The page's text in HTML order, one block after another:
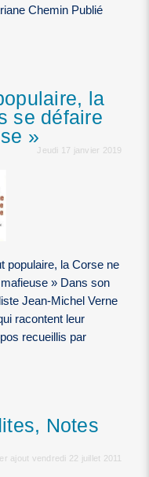
Chemin Publié
la
se défaire
»
Jeudi 17 janvier 2019
populaire, la Corse ne
» Dans son
Jean-Michel Verne
racontent leur
recueillis par
Notes
ajout vendredi 22 juillet 2011